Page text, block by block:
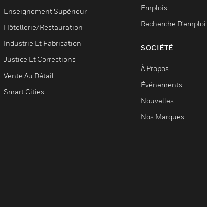
Enseignement Supérieur
Hôtellerie/Restauration
Industrie Et Fabrication
Justice Et Corrections
Vente Au Détail
Smart Cities
Emplois
Recherche D'emploi
SOCIÉTÉ
À Propos
Événements
Nouvelles
Nos Marques